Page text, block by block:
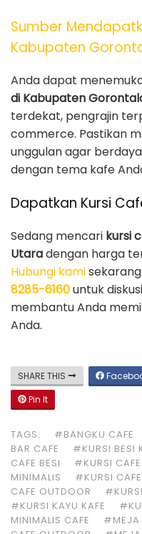
Sumber
Kabupaten
Anda dapat
di Kabupaten
terdekat, pengrajin
commerce. Pastikan
unggulan agar
dengan tema kafe
Dapatkan Kursi
Sedang mencari kursi
Utaradengan harga
Hubungi kami
8285-6160untuk
membantu Anda
Anda.
SHARE THIS
Pin It
TAGS: #BANGKU CAFE
BAR CAFE
#KURSI BESI
CAFE BESI
#KURSI
MINIMALIS
#KURSI
CAFE OUTDOOR
#KURSI KAYU KAFE
MINIMALIS CAFE
#MEJA